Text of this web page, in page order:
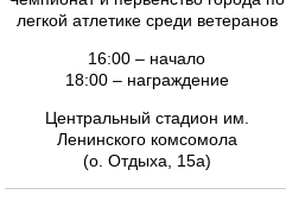
легкой атлетике среди ветеранов
16:00 – начало
18:00 – награждение
Центральный стадион им.
Ленинского комсомола
(о. Отдыха, 15а)